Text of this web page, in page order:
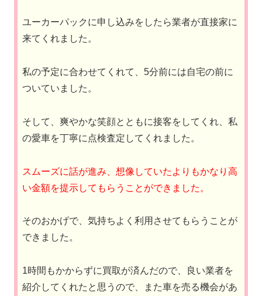
ユーカーパックに申し込みをしたら業者が直接家に
来てくれました。
私の予定に合わせてくれて、5分前には自宅の前に
ついていました。
そして、爽やかな笑顔とともに接客をしてくれ、私
の愛車を丁寧に点検査定してくれました。
スムーズに話が進み、想像していたよりもかなり高
い金額を提示してもらうことができました。
そのおかげで、気持ちよく利用させてもらうことが
できました。
1時間もかからずに買取が済んだので、良い業者を
紹介してくれたと思うので、また車を売る機会があ